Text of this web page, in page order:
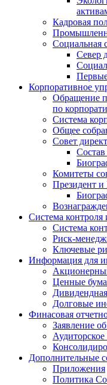
Кадровая
Социальная
Север
Корпоративное
Обращение
по
Система
Общее
Совет
Состав
Комитеты
Президент и
Система контроля
Система
Риск-
Ключевые
Информация для
Ценные
Долговые
Финасовая
Заявление
Дополнительные
Приложения
Политика